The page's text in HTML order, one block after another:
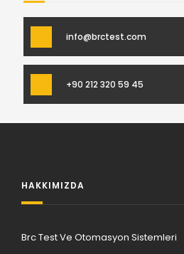
info@brctest.com
+90 212 320 59 45
HAKKIMIZDA
Brc Test Ve Otomasyon Sistemleri